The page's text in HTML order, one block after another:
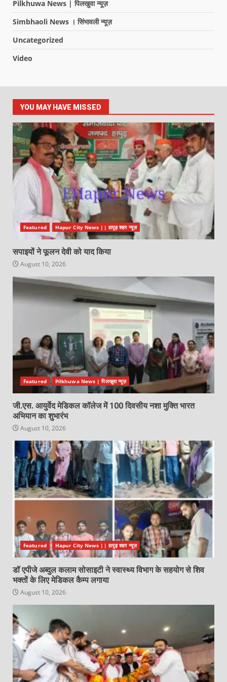
Pilkhuwa News | पिलखुवा न्यूज़
Simbhaoli News । सिंभावली न्यूज़
Uncategorized
Video
YOU MAY HAVE MISSED
Featured Hapur City News || हापुड़ शहर न्यूज़
सपाइयों ने फूलन देवी को याद किया
August 10, 2026
Featured Pilkhuwa News | पिलखुवा न्यूज़
जी.एस. आयुर्वेद मेडिकल कॉलेज में 100 दिवसीय नशा मुक्ति भारत
अभियान का शुभारंभ
August 10, 2026
Featured Hapur City News || हापुड़ शहर न्यूज़
डॉ एपीजे अब्दुल कलाम सोसाइटी ने स्वास्थ्य विभाग के सहयोग से शिव
भक्तों के लिए मेडिकल कैम्प लगाया
August 10, 2026